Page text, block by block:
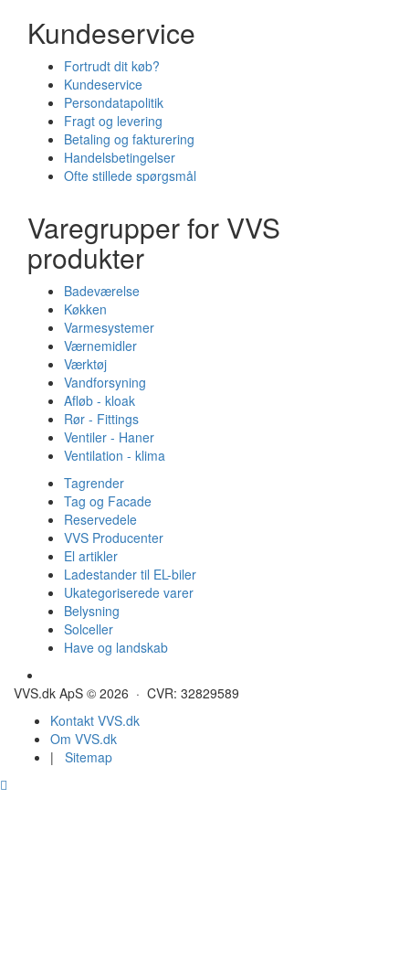
Kundeservice
Fortrudt dit køb?
Kundeservice
Persondatapolitik
Fragt og levering
Betaling og fakturering
Handelsbetingelser
Ofte stillede spørgsmål
Varegrupper for VVS
produkter
Badeværelse
Køkken
Varmesystemer
Værnemidler
Værktøj
Vandforsyning
Afløb - kloak
Rør - Fittings
Ventiler - Haner
Ventilation - klima
Tagrender
Tag og Facade
Reservedele
VVS Producenter
El artikler
Ladestander til EL-biler
Ukategoriserede varer
Belysning
Solceller
Have og landskab
VVS.dk ApS © 2026 · CVR: 32829589
Kontakt VVS.dk
Om VVS.dk
| Sitemap